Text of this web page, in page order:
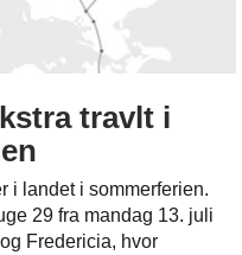
travlt i
i landet i sommerferien.
29 fra mandag 13. juli
Fredericia, hvor